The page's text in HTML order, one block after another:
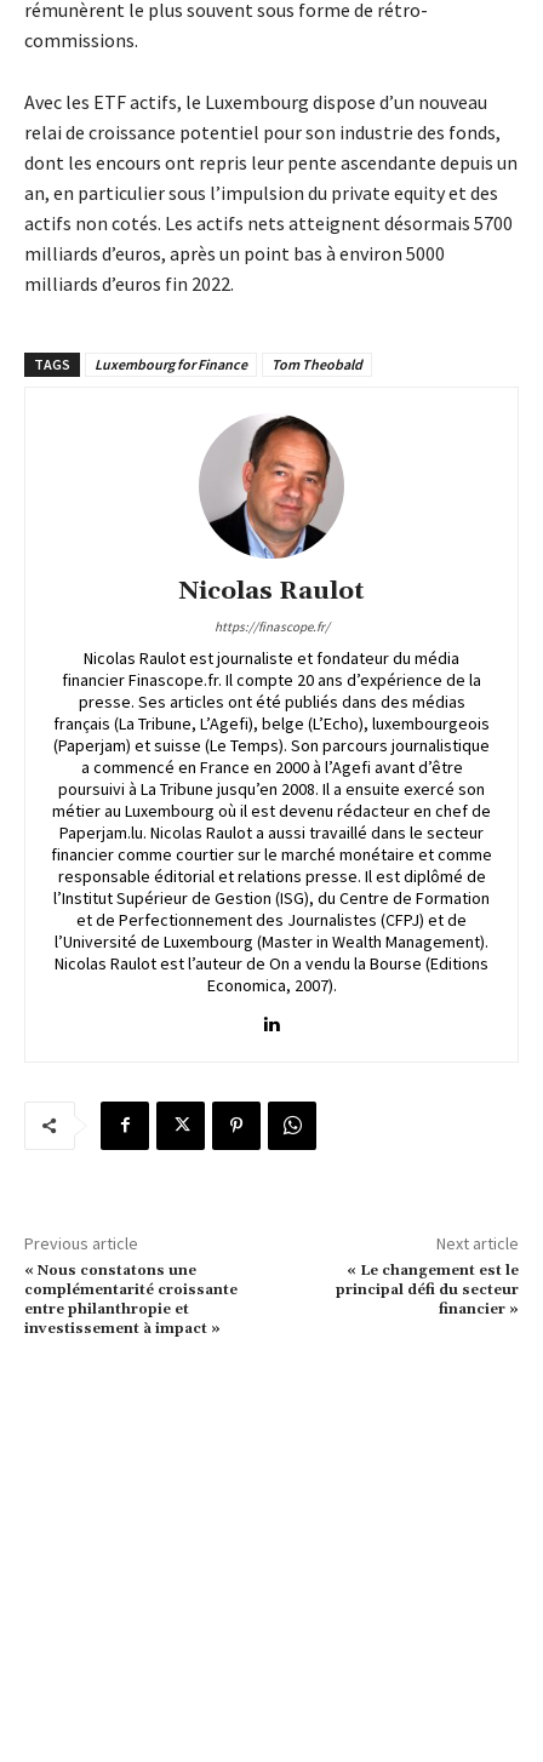
rémunèrent le plus souvent sous forme de rétro-
commissions.
Avec les ETF actifs, le Luxembourg dispose d’un nouveau
relai de croissance potentiel pour son industrie des fonds,
dont les encours ont repris leur pente ascendante depuis un
an, en particulier sous l’impulsion du private equity et des
actifs non cotés. Les actifs nets atteignent désormais 5700
milliards d’euros, après un point bas à environ 5000
milliards d’euros fin 2022.
TAGS Luxembourg for Finance Tom Theobald
Nicolas Raulot
https://finascope.fr/
Nicolas Raulot est journaliste et fondateur du média
financier Finascope.fr. Il compte 20 ans d’expérience de la
presse. Ses articles ont été publiés dans des médias
français (La Tribune, L’Agefi), belge (L’Echo), luxembourgeois
(Paperjam) et suisse (Le Temps). Son parcours journalistique
a commencé en France en 2000 à l’Agefi avant d’être
poursuivi à La Tribune jusqu’en 2008. Il a ensuite exercé son
métier au Luxembourg où il est devenu rédacteur en chef de
Paperjam.lu. Nicolas Raulot a aussi travaillé dans le secteur
financier comme courtier sur le marché monétaire et comme
responsable éditorial et relations presse. Il est diplômé de
l’Institut Supérieur de Gestion (ISG), du Centre de Formation
et de Perfectionnement des Journalistes (CFPJ) et de
l’Université de Luxembourg (Master in Wealth Management).
Nicolas Raulot est l’auteur de On a vendu la Bourse (Editions
Economica, 2007).
Previous article
« Nous constatons une
complémentarité croissante
entre philanthropie et
investissement à impact »
Next article
« Le changement est le
principal défi du secteur
financier »